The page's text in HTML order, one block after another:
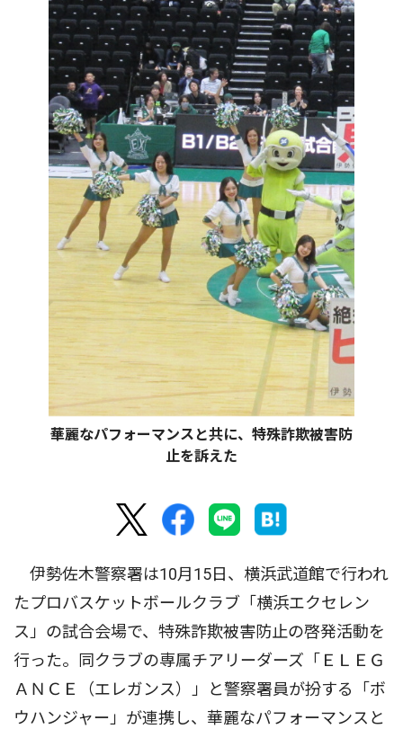
華麗なパフォーマンスと共に、特殊詐欺被害防
止を訴えた
伊勢佐木警察署は10月15日、横浜武道館で行われ
たプロバスケットボールクラブ「横浜エクセレン
ス」の試合会場で、特殊詐欺被害防止の啓発活動を
行った。同クラブの専属チアリーダーズ「ＥＬＥＧ
ＡＮＣＥ（エレガンス）」と警察署員が扮する「ボ
ウハンジャー」が連携し、華麗なパフォーマンスと